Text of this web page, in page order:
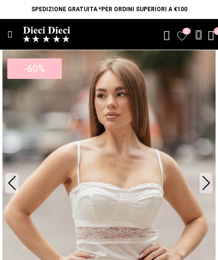
SPEDIZIONE GRATUITA *PER ORDINI SUPERIORI A €100
favorite0
-60%